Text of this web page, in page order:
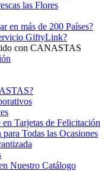
las Flores
en más de 200 Países?
GiftyLink?
con CANASTAS
Tarjetas de Felicitación
Todas las Ocasiones
Nuestro Catálogo